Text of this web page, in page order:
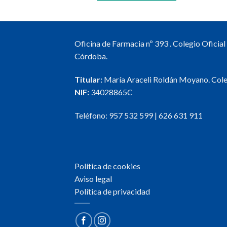
Oficina de Farmacia nº 393 . Colegio
Córdoba.
Titular: María Araceli Roldán Moyano.
NIF: 34028865C
Teléfono: 957 532 599| 626 631 911
Política de cookies
Aviso legal
Política de privacidad